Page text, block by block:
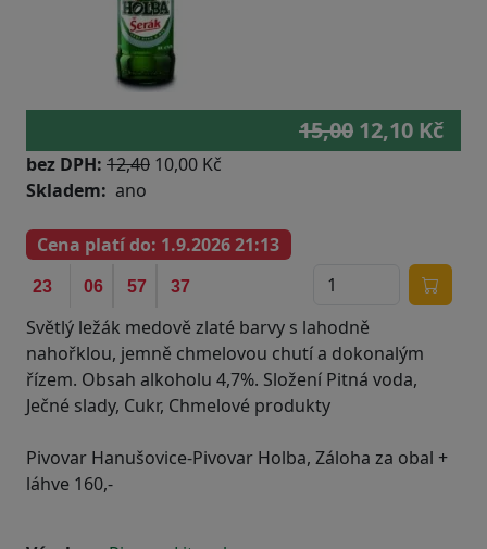
15,00 12,10 Kč
bez DPH: 12,40 10,00 Kč
Skladem
ano
Cena platí do: 1.9.2026 21:13
23 06 57 36
37
Světlý ležák medově zlaté barvy s lahodně
nahořklou, jemně chmelovou chutí a dokonalým
řízem. Obsah alkoholu 4,7%. Složení Pitná voda,
Ječné slady, Cukr, Chmelové produkty
Pivovar Hanušovice-Pivovar Holba, Záloha za obal +
láhve 160,-